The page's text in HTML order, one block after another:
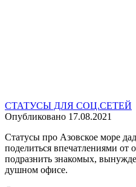
СТАТУСЫ ДЛЯ СОЦ.СЕТЕЙ
Опубликовано 17.08.2021
Статусы про Азовское море
поделиться впечатлениями от
подразнить знакомых,
душном офисе.